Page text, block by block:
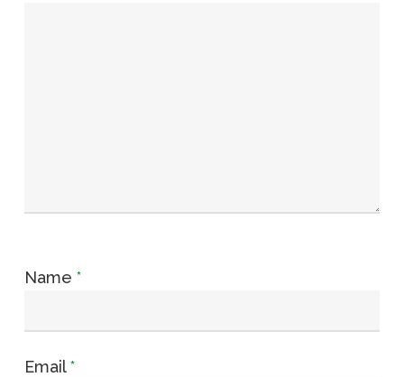
Name *
Email*